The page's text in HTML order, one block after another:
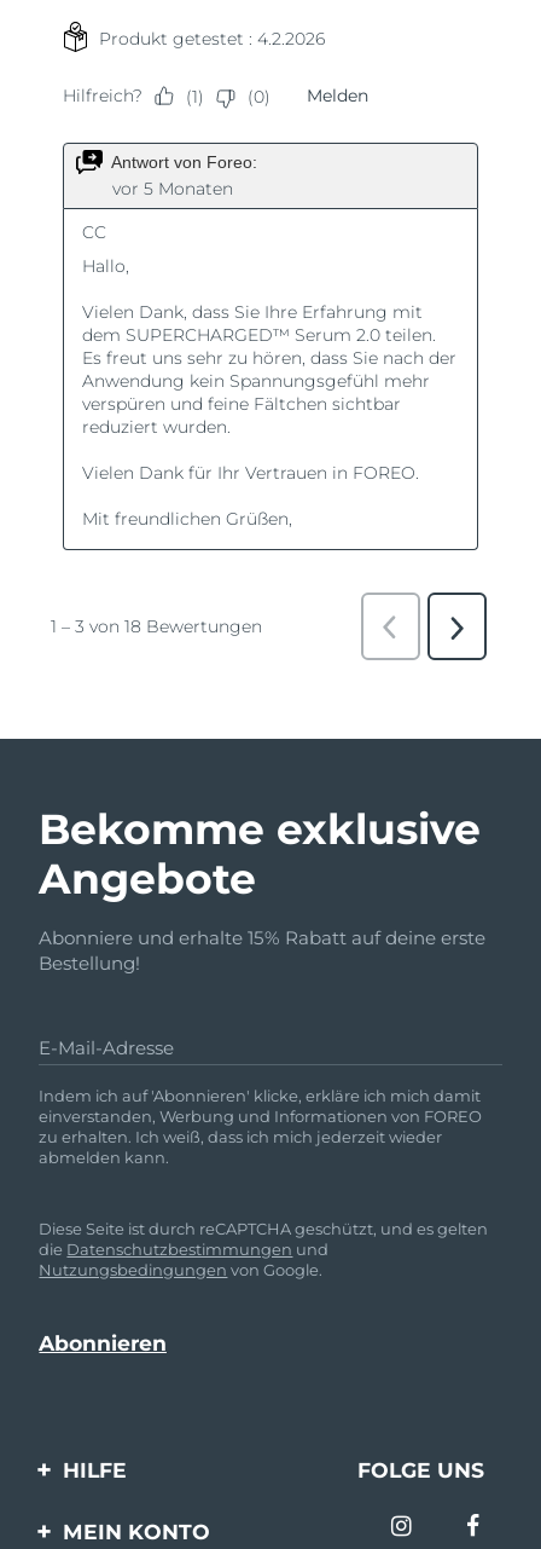
Bekomme exklusive
Angebote
Abonniere und erhalte 15% Rabatt auf deine erste
Bestellung!
E-Mail-Adresse
Indem ich auf 'Abonnieren' klicke, erkläre ich mich damit
einverstanden, Werbung und Informationen von FOREO
zu erhalten. Ich weiß, dass ich mich jederzeit wieder
abmelden kann.
Diese Seite ist durch reCAPTCHA geschützt, und es gelten
die Datenschutzbestimmungen und
Nutzungsbedingungen von Google.
HILFE
Kontaktiere uns
FOLGE UNS
MEIN KONTO